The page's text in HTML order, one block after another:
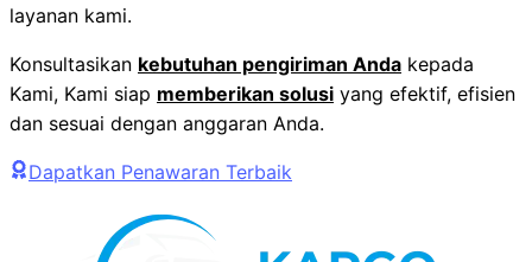
layanan kami.
Konsultasikan kebutuhan pengiriman Anda kepada
Kami, Kami siap memberikan solusi yang efektif, efisien
dan sesuai dengan anggaran Anda.
Dapatkan Penawaran Terbaik